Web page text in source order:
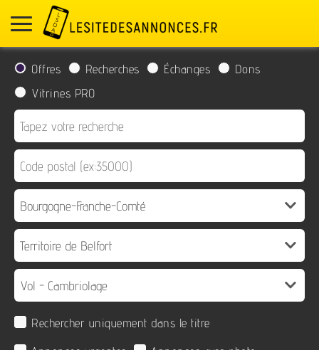
Offres Recherches Échanges
Dons
Vitrines PRO
Rechercher uniquement dans le titre